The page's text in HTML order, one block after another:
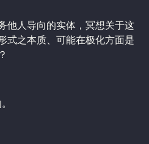
他人导向的实体，冥想关于这
式之本质、可能在极化方面是